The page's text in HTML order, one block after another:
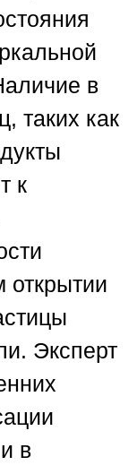
в
таких как
к
Эксперт
в